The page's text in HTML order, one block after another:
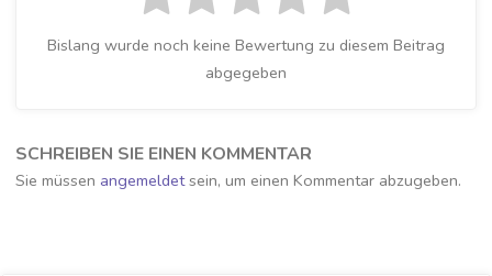
Bislang wurde noch keine Bewertung zu diesem Beitrag
abgegeben
SCHREIBEN SIE EINEN KOMMENTAR
Sie müssen angemeldetsein, um einen Kommentar abzugeben.